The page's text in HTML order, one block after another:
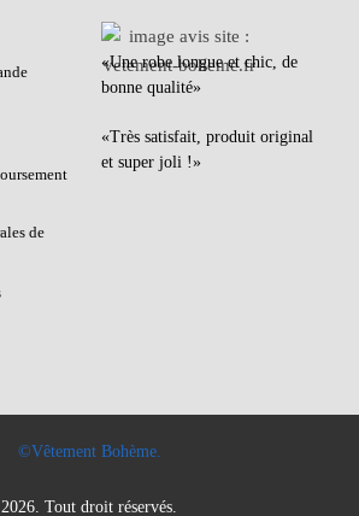
de
«Une robe longue et chic, de
bonne qualité»
«Très satisfait, produit original
et super joli !»
©Vêtement Bohème.
2026. Tout droit réservés.